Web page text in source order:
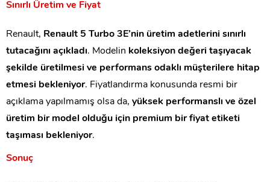
Sınırlı Üretim ve Fiyat
Renault, Renault 5 Turbo 3E’nin üretim adetlerini sınırlı
tutacağını açıkladı. Modelin koleksiyon değeri taşıyacak
şekilde üretilmesi ve performans odaklı müşterilere hitap
etmesi bekleniyor. Fiyatlandırma konusunda resmi bir
açıklama yapılmamış olsa da, yüksek performanslı ve özel
üretim bir model olduğu için premium bir fiyat etiketi
taşıması bekleniyor.
Sonuç